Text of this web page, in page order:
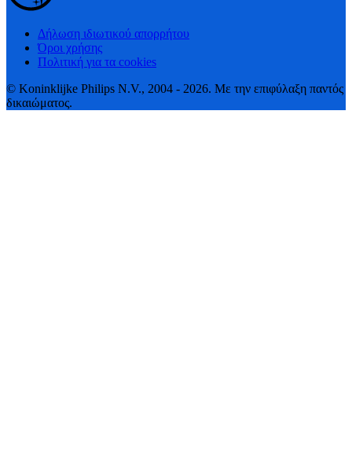
Δήλωση ιδιωτικού απορρήτου
Όροι χρήσης
Πολιτική για τα cookies
© Koninklijke Philips N.V., 2004 - 2026. Με την επιφύλαξη παντός
δικαιώματος.